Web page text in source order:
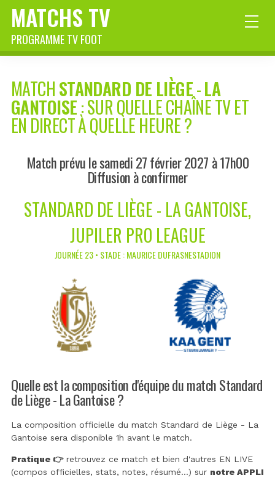
MATCHS TV
PROGRAMME TV FOOT
MATCHSTANDARD DE LIÈGE-LA
GANTOISE: SUR QUELLE CHAÎNE TV ET
EN DIRECT À QUELLE HEURE ?
Match prévu le samedi 27 février 2027 à 17h00
Diffusion à confirmer
STANDARD DE LIÈGE - LA GANTOISE,
JUPILER PRO LEAGUE
JOURNÉE 23 • STADE : MAURICE DUFRASNESTADION
Quelle est la composition d'équipe du match Standard
de Liège - La Gantoise ?
La composition officielle du match Standard de Liège - La
Gantoise sera disponible 1h avant le match.
Pratique 👉retrouvez ce match et bien d'autres EN LIVE
(compos officielles, stats, notes, résumé...) sur notre APPLI